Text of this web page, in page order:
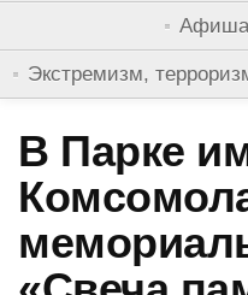
Афиша
Экстремизм,
В Парке